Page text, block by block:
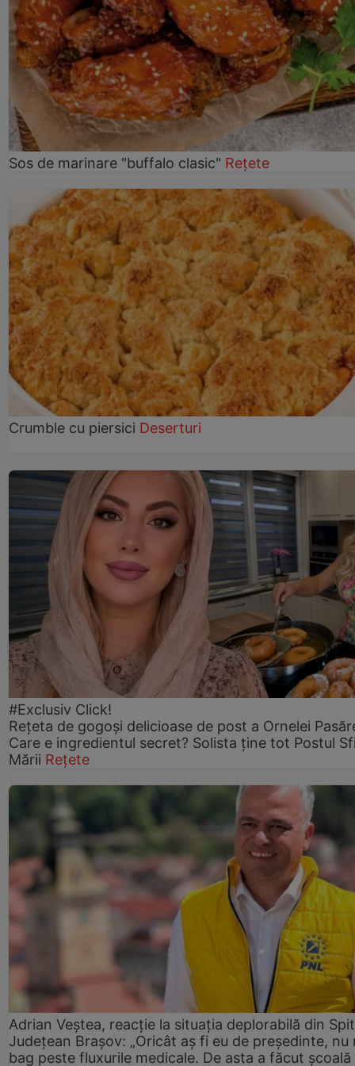
Sos de marinare "buffalo clasic" Rețete
Crumble cu piersici Deserturi
#Exclusiv Click!
Rețeta de gogoşi delicioase de post a Ornelei
Care e ingredientul secret? Solista ține tot Postul
Mării Rețete
Adrian Veștea, reacție la situația deplorabilă din
Județean Brașov: „Oricât aș fi eu de președinte, nu
bag peste fluxurile medicale. De asta a făcut școală